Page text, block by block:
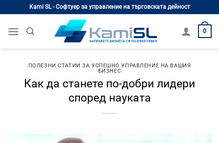
content
Kami SL - Софтуер за управление на търговската дейност
0
ПОЛЕЗНИ СТАТИИ ЗА УСПЕШНО УПРАВЛЕНИЕ НА ВАШИЯ
БИЗНЕС
Как да станете по-добри лидери
според науката